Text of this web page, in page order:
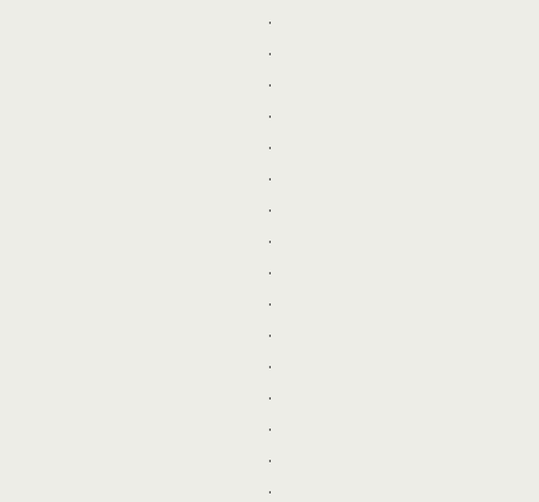
.
.
.
.
.
.
.
.
.
.
.
.
.
.
.
.